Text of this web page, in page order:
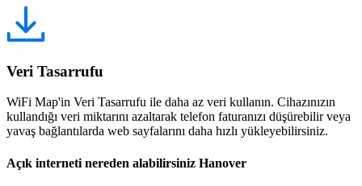
Veri Tasarrufu
WiFi Map'in Veri Tasarrufu ile daha az veri kullanın. Cihazınızın
kullandığı veri miktarını azaltarak telefon faturanızı düşürebilir veya
yavaş bağlantılarda web sayfalarını daha hızlı yükleyebilirsiniz.
Açık interneti nereden alabilirsiniz Hanover